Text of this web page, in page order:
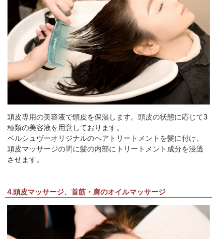
頭皮専用の美容液で頭皮を保湿します。頭皮の状態に応じて3
種類の美容液を用意しております。
ベルシュヴーオリジナルのヘアトリートメントを髪に付け、
頭皮マッサージの間に髪の内部にトリートメント成分を浸透
させます。
4.頭皮マッサージ、首筋・肩のオイルマッサージ